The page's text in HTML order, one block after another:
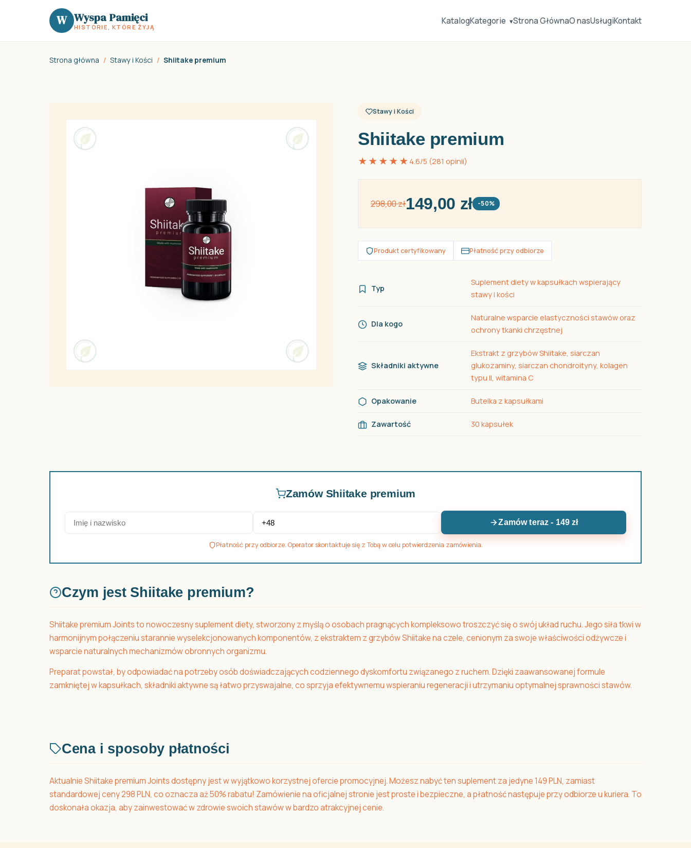
W Wyspa Pamięci
HISTORIE, KTÓRE ŻYJĄ
KatalogKategorie ▾Strona GłównaO nasUsługiKontakt
Strona główna / Stawy i Kości / Shiitake premium
Stawy i Kości
Shiitake premium
★★★★★ 4.6/5 (281 opinii)
298,00 zł149,00 zł -50%
Produkt certyfikowany Płatność przy odbiorze
Typ
Suplement diety w kapsułkach wspierający
stawy i kości
Dla kogo
Naturalne wsparcie elastyczności stawów oraz
ochrony tkanki chrzęstnej
Składniki aktywne
Ekstrakt z grzybów Shiitake, siarczan
glukozaminy, siarczan chondroityny, kolagen
typu II, witamina C
Opakowanie Butelka z kapsułkami
Zawartość 30 kapsułek
Zamów Shiitake premium
Zamów teraz - 149 zł
Płatność przy odbiorze. Operator skontaktuje się z Tobą w celu potwierdzenia zamówienia.
Czym jest Shiitake premium?
Shiitake premium Joints to nowoczesny suplement diety, stworzony z myślą o osobach pragnących kompleksowo troszczyć się o swój układ ruchu. Jego siła tkwi w
harmonijnym połączeniu starannie wyselekcjonowanych komponentów, z ekstraktem z grzybów Shiitake na czele, cenionym za swoje właściwości odżywcze i
wsparcie naturalnych mechanizmów obronnych organizmu.
Preparat powstał, by odpowiadać na potrzeby osób doświadczających codziennego dyskomfortu związanego z ruchem. Dzięki zaawansowanej formule
zamkniętej w kapsułkach, składniki aktywne są łatwo przyswajalne, co sprzyja efektywnemu wspieraniu regeneracji i utrzymaniu optymalnej sprawności stawów.
Cena i sposoby płatności
Aktualnie Shiitake premium Joints dostępny jest w wyjątkowo korzystnej ofercie promocyjnej. Możesz nabyć ten suplement za jedyne 149 PLN, zamiast
standardowej ceny 298 PLN, co oznacza aż 50% rabatu! Zamówienie na oficjalnej stronie jest proste i bezpieczne, a płatność następuje przy odbiorze u kuriera. To
doskonała okazja, aby zainwestować w zdrowie swoich stawów w bardzo atrakcyjnej cenie.